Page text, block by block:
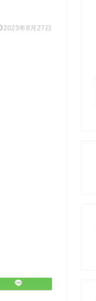
2023年8月27日